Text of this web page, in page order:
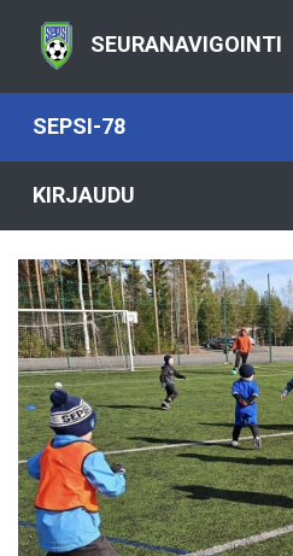
SEURANAVIGOINTI
SEPSI-78
KIRJAUDU